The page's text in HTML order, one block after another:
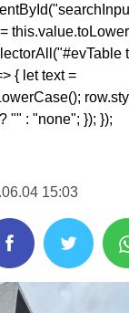
{ let text =
"" : "none"; }); });
15:03